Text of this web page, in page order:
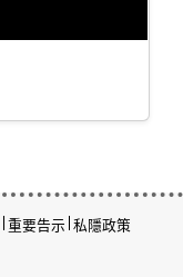
重要告示 私隱政策